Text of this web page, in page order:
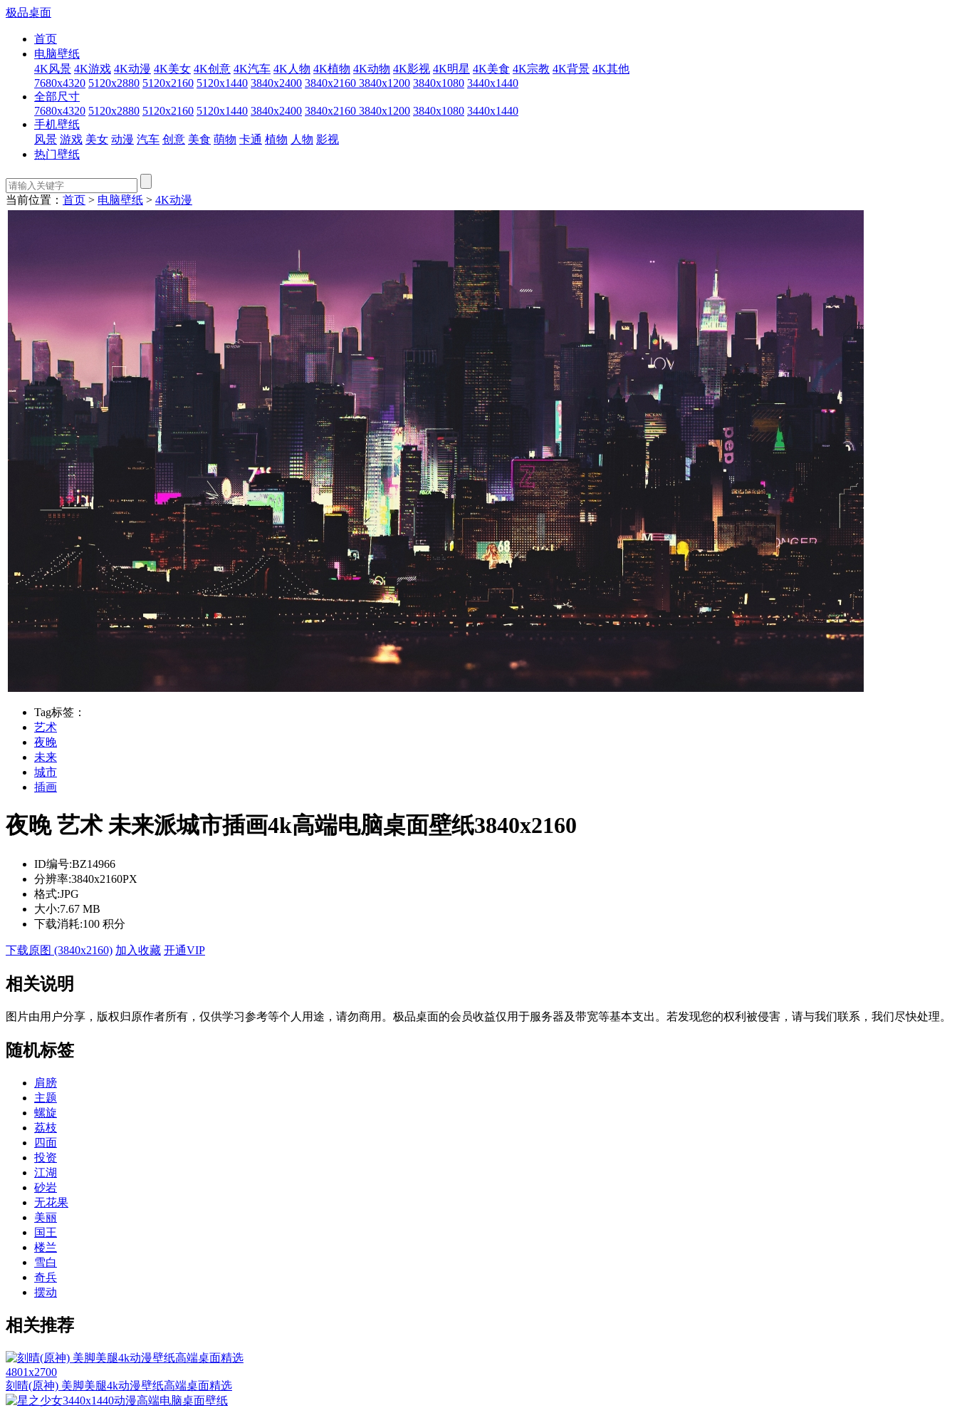
极品桌面
首页
电脑壁纸
4K风景 4K游戏 4K动漫 4K美女 4K创意 4K汽车 4K人物 4K植物 4K动物 4K影视 4K明星 4K美食 4K宗教 4K背景 4K其他
7680x4320 5120x2880 5120x2160 5120x1440 3840x2400 3840x2160 3840x1200 3840x1080 3440x1440
全部尺寸
7680x4320 5120x2880 5120x2160 5120x1440 3840x2400 3840x2160 3840x1200 3840x1080 3440x1440
手机壁纸
风景 游戏 美女 动漫 汽车 创意 美食 萌物 卡通 植物 人物 影视
热门壁纸
当前位置： 首页 > 电脑壁纸 > 4K动漫
Tag标签：
艺术
夜晚
未来
城市
插画
夜晚 艺术 未来派城市插画4k高端电脑桌面壁纸3840x2160
ID编号:BZ14966
分辨率:3840x2160PX
格式:JPG
大小:7.67 MB
下载消耗:100 积分
下载原图 (3840x2160) 加入收藏 开通VIP
相关说明
图片由用户分享，版权归原作者所有，仅供学习参考等个人用途，请勿商用。极品桌面的会员收益仅用于服务器及带宽等基本支出。若发现您的权利被侵害，请与我们联系，我们尽快处理。
随机标签
肩膀
主题
螺旋
荔枝
四面
投资
江湖
砂岩
无花果
美丽
国王
楼兰
雪白
奇兵
摆动
相关推荐
4801x2700
刻晴(原神) 美脚美腿4k动漫壁纸高端桌面精选